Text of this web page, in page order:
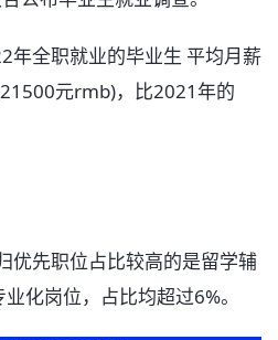
年全职就业的毕业生 平均月薪
元rmb)，比2021年的
优先职位占比较高的是留学辅
化岗位，占比均超过6%。